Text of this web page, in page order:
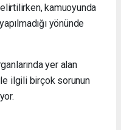
kamuoyunda
yönünde
yer alan
ilgili birçok sorunun